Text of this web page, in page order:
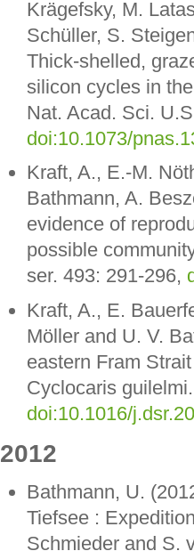
Krägefsky, M.
Schüller, S.
Thick-shelled,
silicon cycles in
Nat. Acad. Sci.
doi:10.1073/
Kraft, A., E.-M.
Bathmann, A.
evidence of
possible
ser. 493: 291-296,
Kraft, A., E.
Möller and U. V.
eastern Fram
Cyclocaris
doi:10.1016/
2012
Bathmann, U.
Tiefsee :
Schmieder and S.